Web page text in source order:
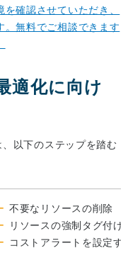
確認させていただき、
。無料でご相談できます
適化に向け
以下のステップを踏む
不要なリソースの削除
リソースの強制タグ付け
コストアラートを設定す